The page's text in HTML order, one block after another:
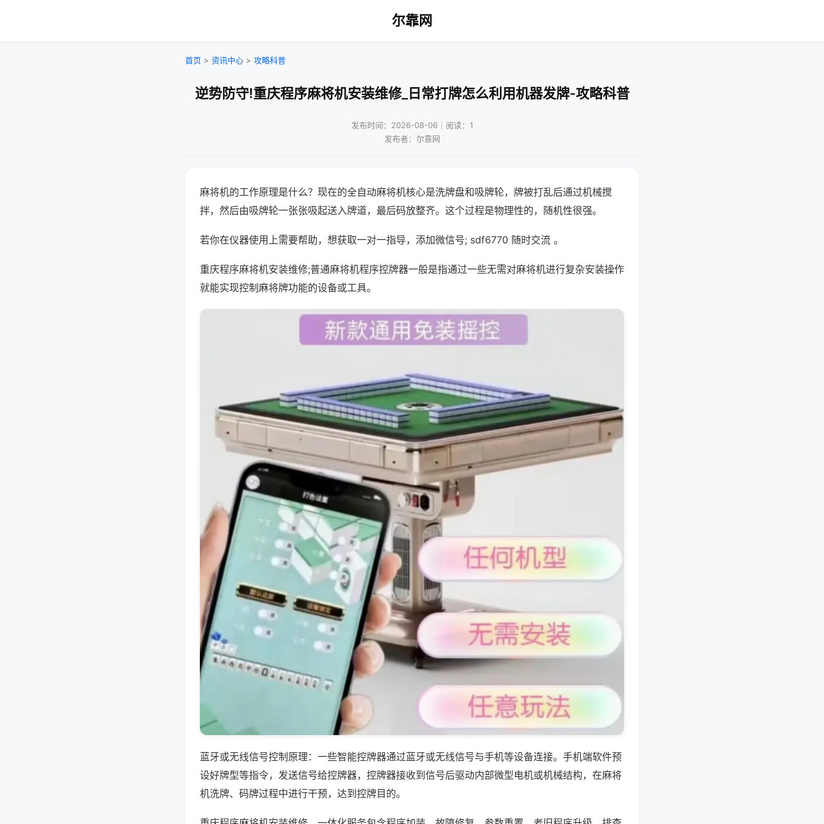
尔靠网
首页 > 资讯中心 > 攻略科普
逆势防守!重庆程序麻将机安装维修_日常打牌怎么利用机器发牌-攻略科普
发布时间：2026-08-06｜阅读：1
发布者：尔靠网
麻将机的工作原理是什么？现在的全自动麻将机核心是洗牌盘和吸牌轮，牌被打乱后通过机械搅
拌，然后由吸牌轮一张张吸起送入牌道，最后码放整齐。这个过程是物理性的，随机性很强。
若你在仪器使用上需要帮助，想获取一对一指导，添加微信号; sdf6770 随时交流 。
重庆程序麻将机安装维修;普通麻将机程序控牌器一般是指通过一些无需对麻将机进行复杂安装操作
就能实现控制麻将牌功能的设备或工具。
蓝牙或无线信号控制原理：一些智能控牌器通过蓝牙或无线信号与手机等设备连接。手机端软件预
设好牌型等指令，发送信号给控牌器，控牌器接收到信号后驱动内部微型电机或机械结构，在麻将
机洗牌、码牌过程中进行干预，达到控牌目的。